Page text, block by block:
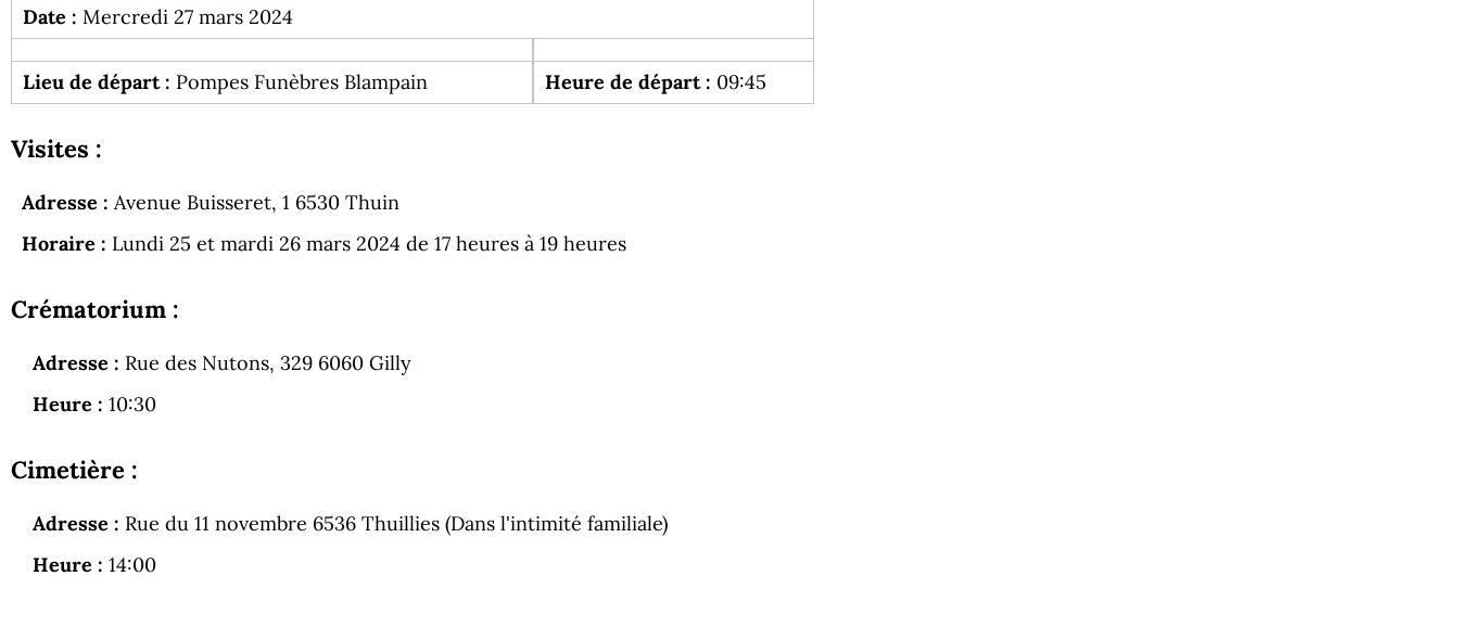
Date : Mercredi 27 mars 2024
Lieu de départ : Pompes Funèbres Blampain Heure de départ : 09:45
Visites :
Adresse : Avenue Buisseret, 1 6530 Thuin
Horaire : Lundi 25 et mardi 26 mars 2024 de 17 heures à 19 heures
Crématorium :
Adresse : Rue des Nutons, 329 6060 Gilly
Heure : 10:30
Cimetière :
Adresse : Rue du 11 novembre 6536 Thuillies (Dans l'intimité familiale)
Heure : 14:00